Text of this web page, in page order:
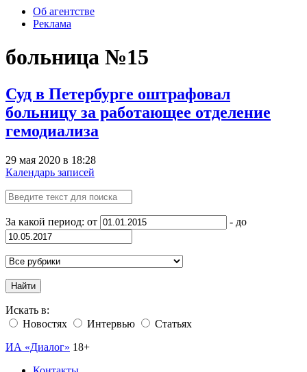
Об агентстве
Реклама
больница №15
Суд в Петербурге оштрафовал
больницу за работающее отделение
гемодиализа
29 мая 2020 в 18:28
Календарь записей
За какой период: от - до
Найти
Искать в:
Новостях
Интервью
Статьях
ИА «Диалог» 18+